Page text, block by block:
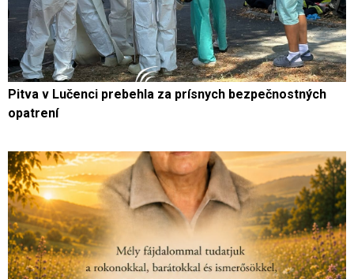
Pitva v Lučenci prebehla za prísnych bezpečnostných
opatrení